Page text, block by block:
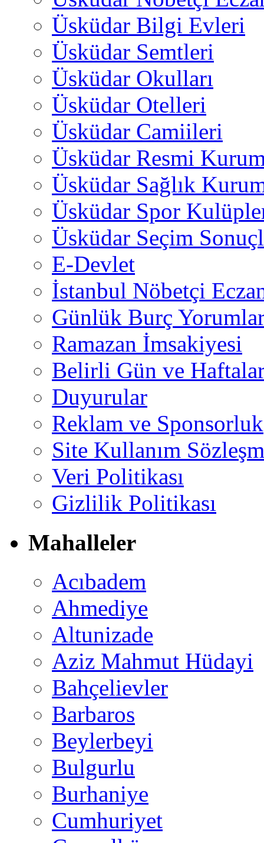
Üsküdar Bilgi Evleri
Üsküdar Semtleri
Üsküdar Okulları
Üsküdar Otelleri
Üsküdar Camiileri
Üsküdar Resmi
Üsküdar Sağlık
Üsküdar Spor
Üsküdar Seçim
E-Devlet
İstanbul Nöbetçi
Günlük Burç
Ramazan İmsakiyesi
Belirli Gün ve
Duyurular
Reklam ve Sponsorluk
Site Kullanım
Veri Politikası
Gizlilik Politikası
Mahalleler
Acıbadem
Ahmediye
Altunizade
Aziz Mahmut Hüdayi
Bahçelievler
Barbaros
Beylerbeyi
Bulgurlu
Burhaniye
Cumhuriyet